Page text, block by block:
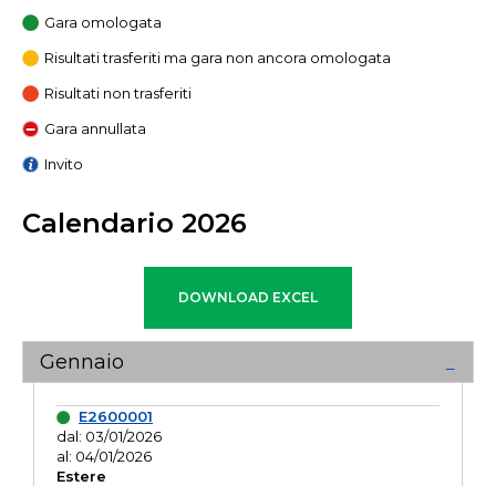
Gara omologata
Risultati trasferiti ma gara non ancora omologata
Risultati non trasferiti
Gara annullata
Invito
Calendario 2026
Gennaio
E2600001
dal: 03/01/2026
al: 04/01/2026
Estere